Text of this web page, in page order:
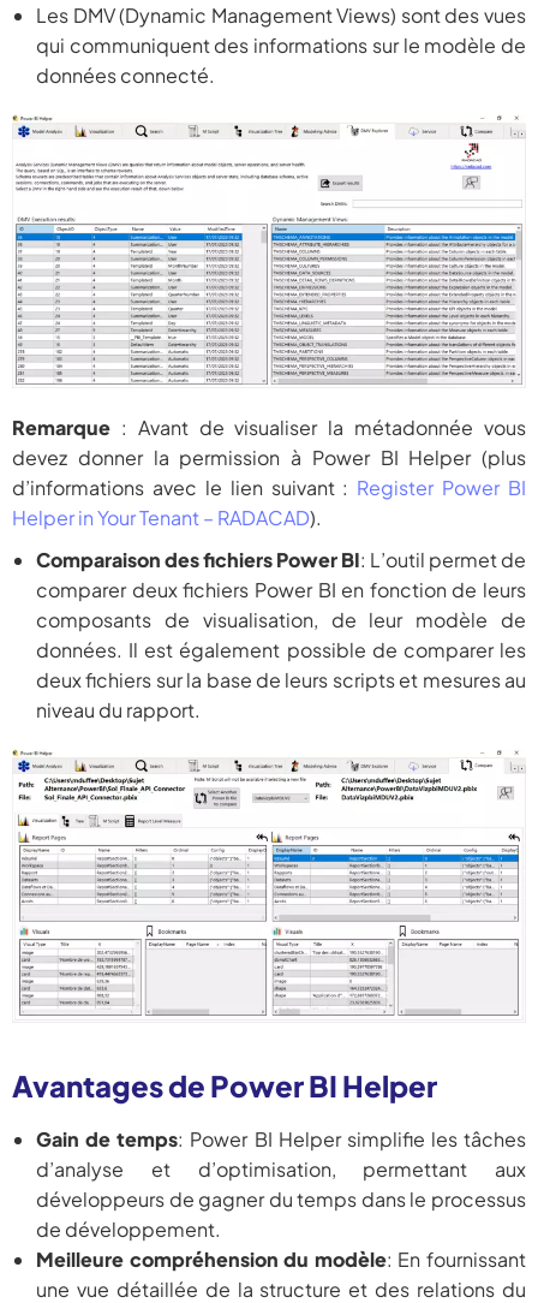
Les DMV (Dynamic Management Views) sont des vues
qui communiquent des informations sur le modèle de
données connecté.
Remarque : Avant de visualiser la métadonnée vous
devez donner la permission à Power BI Helper (plus
d’informations avec le lien suivant : Register Power BI
Helper in Your Tenant – RADACAD).
Comparaison des fichiers Power BI: L’outil permet de
comparer deux fichiers Power BI en fonction de leurs
composants de visualisation, de leur modèle de
données. Il est également possible de comparer les
deux fichiers sur la base de leurs scripts et mesures au
niveau du rapport.
Avantages de Power BI Helper
Gain de temps: Power BI Helper simplifie les tâches
d’analyse et d’optimisation, permettant aux
développeurs de gagner du temps dans le processus
de développement.
Meilleure compréhension du modèle: En fournissant
une vue détaillée de la structure et des relations du